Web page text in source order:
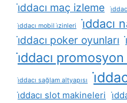
i̇ddacı maç izleme
i̇ddacı mobil i̇zinleri i̇ddacı
i̇ddacı poker oyunları
i̇ddacı
i̇ddacı sağlam altyapısı
i̇ddacı slot makineleri